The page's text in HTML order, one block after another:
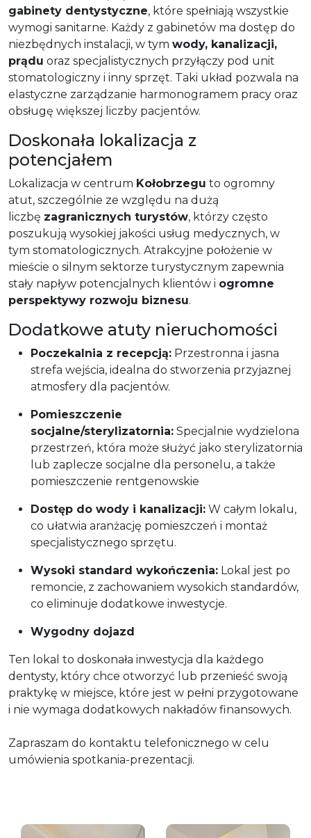
gabinety dentystyczne, które spełniają wszystkie
wymogi sanitarne. Każdy z gabinetów ma dostęp do
niezbędnych instalacji, w tym wody, kanalizacji,
prądu oraz specjalistycznych przyłączy pod unit
stomatologiczny i inny sprzęt. Taki układ pozwala na
elastyczne zarządzanie harmonogramem pracy oraz
obsługę większej liczby pacjentów.
Doskonała lokalizacja z
potencjałem
Lokalizacja w centrum Kołobrzegu to ogromny
atut, szczególnie ze względu na dużą
liczbę zagranicznych turystów, którzy często
poszukują wysokiej jakości usług medycznych, w
tym stomatologicznych. Atrakcyjne położenie w
mieście o silnym sektorze turystycznym zapewnia
stały napływ potencjalnych klientów i ogromne
perspektywy rozwoju biznesu.
Dodatkowe atuty nieruchomości
Poczekalnia z recepcją: Przestronna i jasna
strefa wejścia, idealna do stworzenia przyjaznej
atmosfery dla pacjentów.
Pomieszczenie
socjalne/sterylizatornia: Specjalnie wydzielona
przestrzeń, która może służyć jako sterylizatornia
lub zaplecze socjalne dla personelu, a także
pomieszczenie rentgenowskie
Dostęp do wody i kanalizacji: W całym lokalu,
co ułatwia aranżację pomieszczeń i montaż
specjalistycznego sprzętu.
Wysoki standard wykończenia: Lokal jest po
remoncie, z zachowaniem wysokich standardów,
co eliminuje dodatkowe inwestycje.
Wygodny dojazd
Ten lokal to doskonała inwestycja dla każdego
dentysty, który chce otworzyć lub przenieść swoją
praktykę w miejsce, które jest w pełni przygotowane
i nie wymaga dodatkowych nakładów finansowych.
Zapraszam do kontaktu telefonicznego w celu
umówienia spotkania-prezentacji.